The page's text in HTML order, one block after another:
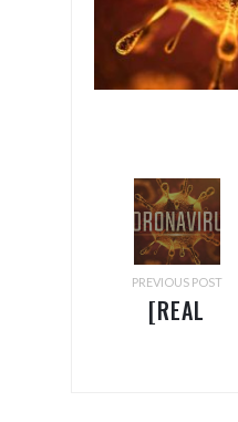
PREVIOUS POST
[REAL